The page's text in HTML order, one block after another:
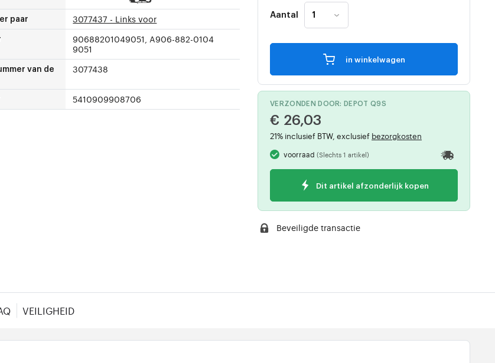
paar 3077437 - Links voor
90688201049051, A906-882-0104
9051
van de
3077438
5410909908706
Aantal
in winkelwagen
VERZONDEN DOOR: DEPOT Q9S
€ 26,03
21% inclusief BTW, exclusief bezorgkosten
voorraad(Slechts 1 artikel)
Dit artikel afzonderlijk kopen
Beveiligde transactie
VEILIGHEID